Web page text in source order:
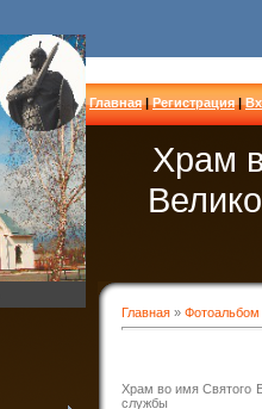
Главная|Регистрация|
Храм
Главная » Фотоальбом
Храм во имя Святого
службы